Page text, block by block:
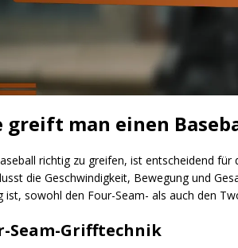
greift man einen
richtig zu greifen, ist entscheidend
die Geschwindigkeit, Bewegung und
ist, sowohl den Four-Seam- als auch den
Seam-Grifftechnik